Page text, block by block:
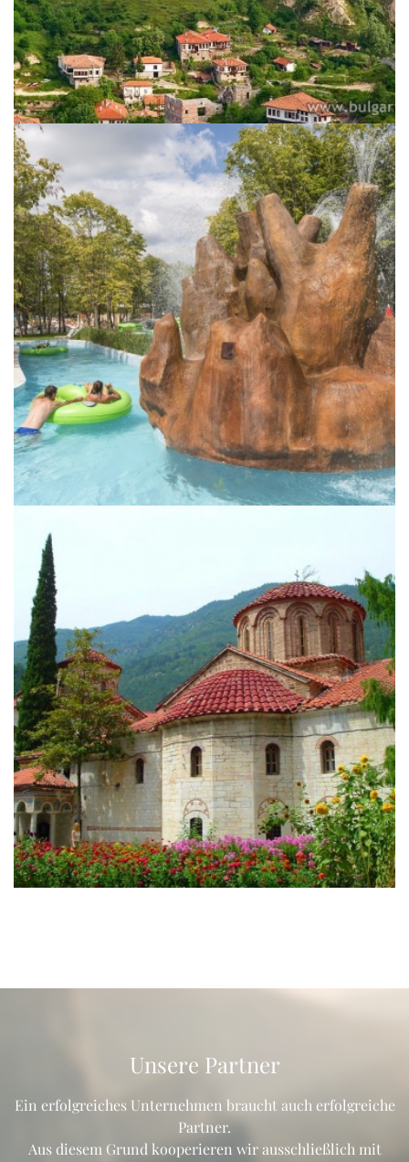
Sommerangebote 2026 -
Aquaclub****Hotels
Klosterreise durch Bulgarien
Unsere Partner
Ein erfolgreiches Unternehmen braucht auch erfolgreiche
Partner.
Aus diesem Grund kooperieren wir ausschließlich mit